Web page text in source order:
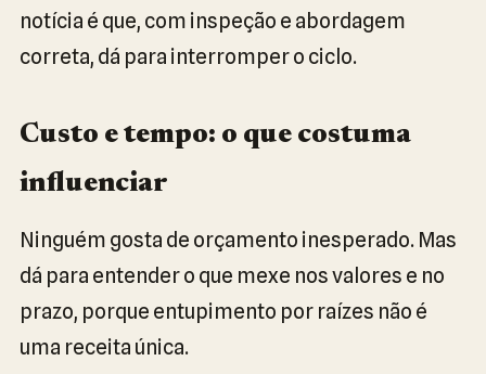
notícia é que, com inspeção e abordagem
correta, dá para interromper o ciclo.
Custo e tempo: o que costuma
influenciar
Ninguém gosta de orçamento inesperado. Mas
dá para entender o que mexe nos valores e no
prazo, porque entupimento por raízes não é
uma receita única.